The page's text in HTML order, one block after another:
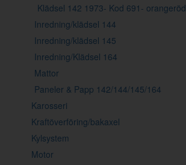
Klädsel 142 1973- Kod 691- orangeröd
Inredning/klädsel 144
Inredning/klädsel 145
Inredning/Klädsel 164
Mattor
Paneler & Papp 142/144/145/164
Karosseri
Kraftöverföring/bakaxel
Kylsystem
Motor